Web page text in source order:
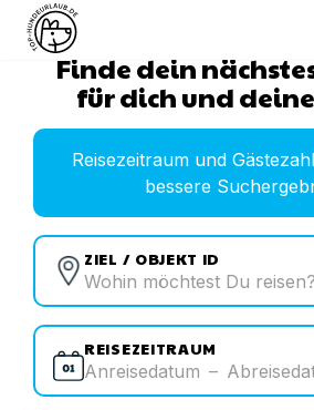
Finde dein
für dich und
Reisezeitraum und
bessere
ZIEL / OBJEKT ID
REISEZEITRAUM
Anreisedatum –